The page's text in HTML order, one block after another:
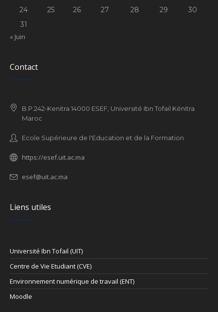
24
25 26 27 28 29
30
31
« Juin
Contact
B.P.242-Kenitra 14000 ESEF, Université Ibn Tofail Kénitra
Maroc
Ecole Supérieure de l'Education et de la Formation
https://esef.uit.ac.ma
esef@uit.ac.ma
Liens utiles
Université Ibn Tofail (UIT)
Centre de Vie Etudiant (CVE)
Environnement numérique de travail (ENT)
Moodle